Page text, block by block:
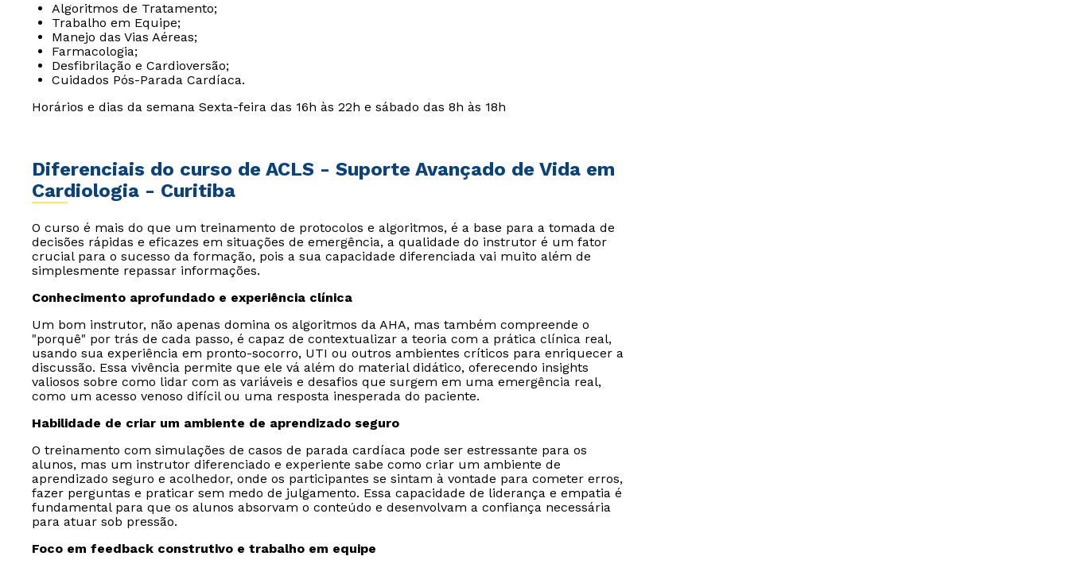
Algoritmos de Tratamento;
Trabalho em Equipe;
Manejo das Vias Aéreas;
Farmacologia;
Desfibrilação e Cardioversão;
Cuidados Pós-Parada Cardíaca.
Horários e dias da semana Sexta-feira das 16h às 22h e sábado das 8h às 18h
Diferenciais do curso de ACLS - Suporte Avançado de Vida em
Cardiologia - Curitiba
O curso é mais do que um treinamento de protocolos e algoritmos, é a base para a tomada de
decisões rápidas e eficazes em situações de emergência, a qualidade do instrutor é um fator
crucial para o sucesso da formação, pois a sua capacidade diferenciada vai muito além de
simplesmente repassar informações.
Conhecimento aprofundado e experiência clínica
Um bom instrutor, não apenas domina os algoritmos da AHA, mas também compreende o
"porquê" por trás de cada passo, é capaz de contextualizar a teoria com a prática clínica real,
usando sua experiência em pronto-socorro, UTI ou outros ambientes críticos para enriquecer a
discussão. Essa vivência permite que ele vá além do material didático, oferecendo insights
valiosos sobre como lidar com as variáveis e desafios que surgem em uma emergência real,
como um acesso venoso difícil ou uma resposta inesperada do paciente.
Habilidade de criar um ambiente de aprendizado seguro
O treinamento com simulações de casos de parada cardíaca pode ser estressante para os
alunos, mas um instrutor diferenciado e experiente sabe como criar um ambiente de
aprendizado seguro e acolhedor, onde os participantes se sintam à vontade para cometer erros,
fazer perguntas e praticar sem medo de julgamento. Essa capacidade de liderança e empatia é
fundamental para que os alunos absorvam o conteúdo e desenvolvam a confiança necessária
para atuar sob pressão.
Foco em feedback construtivo e trabalho em equipe